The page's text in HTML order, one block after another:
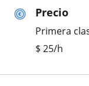
Precio
Primera
$ 25/h